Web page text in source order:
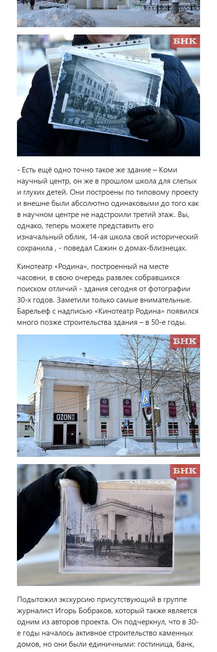
- Есть ещёодно точнотакое же здание– Коми
научный центр, он же в прошлом школа для слепых
и глухих детей. Они построены по типовому проекту
и внешне были абсолютно одинаковыми до того как
в научном центре не надстроили третий этаж. Вы,
однако, теперь можете представить его
изначальный облик, 14-ая школа свой исторический
сохранила , - поведал Сажин о домах-близнецах.
Кинотеатр «Родина», построенный на месте
часовни, всвою очередь развлек собравшихся
поиском отличий - здания сегодня от фотографии
30-х годов. Заметили только самые внимательные.
Барельеф с надписью «Кинотеатр Родина» появился
много позже строительства здания – в 50-е годы.
Подытожил экскурсию присутствующий в группе
журналист Игорь Бобраков, который также является
одним из авторов проекта. Он подчеркнул, что в 30-
е годы началось активное строительство каменных
домов, но они были единичными: гостиница, банк,